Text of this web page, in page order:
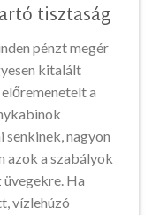
tisztaság
pénzt megér
kitalált
a
nagyon
azok a szabályok
Ha
vízlehúzó